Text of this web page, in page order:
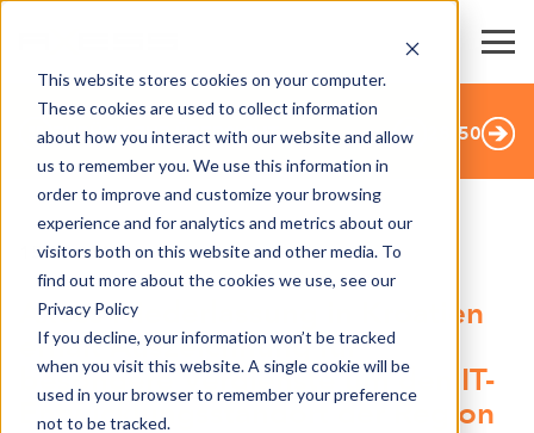
This website stores cookies on your computer.
These cookies are used to collect information
about how you interact with our website and allow
us to remember you. We use this information in
order to improve and customize your browsing
experience and for analytics and metrics about our
visitors both on this website and other media. To
find out more about the cookies we use, see our
Privacy Policy
If you decline, your information won’t be tracked
when you visit this website. A single cookie will be
used in your browser to remember your preference
not to be tracked.
ZURÜCK ZUR ÜBERSICHT 50
15.10.2019
Axess Niederlassung in Kroatien
erhält Auszeichnung für
besondere Verdienste um den IT-
Entwicklungsstandort der Region